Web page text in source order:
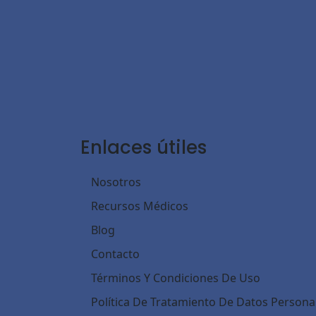
Enlaces útiles
Nosotros
Recursos Médicos
Blog
Contacto
Términos Y Condiciones De Uso
Política De Tratamiento De Datos